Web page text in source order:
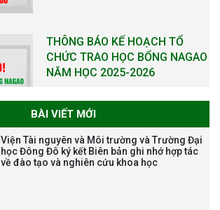
THÔNG BÁO KẾ HOẠCH TỔ
CHỨC TRAO HỌC BỔNG NAGAO
NĂM HỌC 2025-2026
THƯ CẢM ƠN LỄ KỶ NIỆM 40
NĂM XÂY DỰNG VÀ PHÁT TRIỂN
VIỆN (1985-2025) VÀ ĐÓN
BÀI VIẾT MỚI
Viện Tài nguyên và Môi trường và Trường Đại
học Đông Đô ký kết Biên bản ghi nhớ hợp tác
về đào tạo và nghiên cứu khoa học